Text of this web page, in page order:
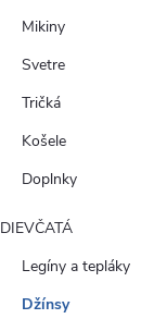
Mikiny
Svetre
Tričká
Košele
Doplnky
DIEVČATÁ
Legíny a tepláky
Džínsy